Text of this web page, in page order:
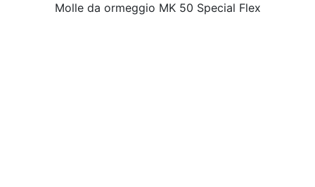
Molle da ormeggio MK 50 Special Flex